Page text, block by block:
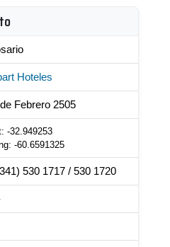
Hoteles
Febrero 2505
-32.949253
-60.6591325
530 1717 / 530 1720